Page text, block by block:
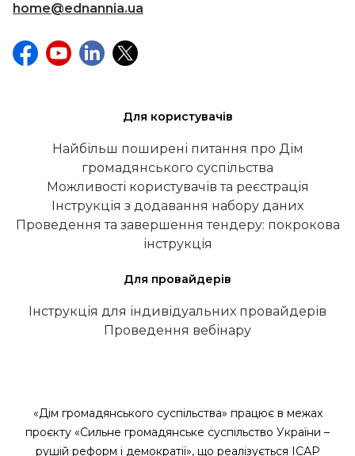
home@ednannia.ua
Для користувачів
Найбільш поширені питання про Дім
громадянського суспільства
Можливості користувачів та реєстрація
Інструкція з додавання набору даних
Проведення та завершення тендеру: покрокова
інструкція
Для провайдерів
Інструкція для індивідуальних провайдерів
Проведення вебінару
«Дім громадянського суспільства» працює в межах
проєкту «Сильне громадянське суспільство України –
рушій реформ і демократії», що реалізується ІСАР